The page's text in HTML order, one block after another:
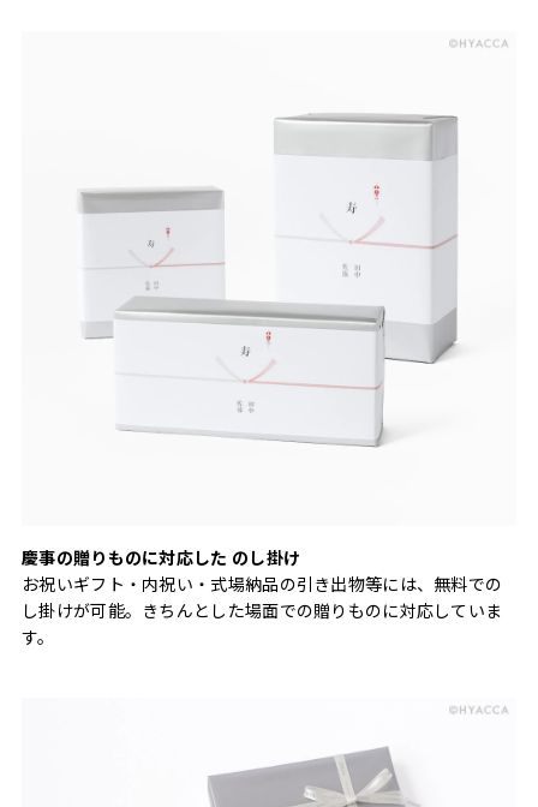
慶事の贈りものに対応した のし掛け
お祝いギフト・内祝い・式場納品の引き出物等には、無料での
し掛けが可能。きちんとした場面での贈りものに対応していま
す。